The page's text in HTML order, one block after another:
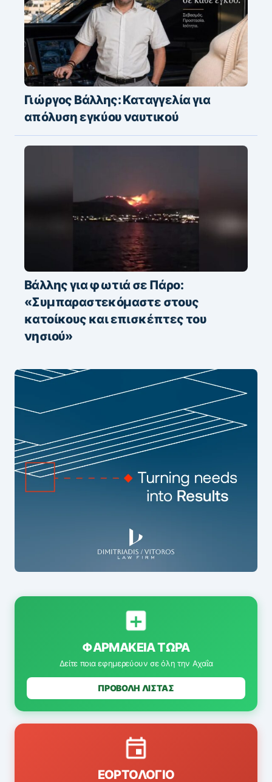
Γιώργος Βάλλης: Καταγγελία για
απόλυση εγκύου ναυτικού
Βάλλης για φωτιά σε Πάρο:
«Συμπαραστεκόμαστε στους
κατοίκους και επισκέπτες του
νησιού»
ΦΑΡΜΑΚΕΊΑ ΤΏΡΑ
Δείτε ποια εφημερεύουν σε όλη την Αχαΐα
ΠΡΟΒΟΛΗ ΛΙΣΤΑΣ
ΕΟΡΤΟΛΌΓΙΟ